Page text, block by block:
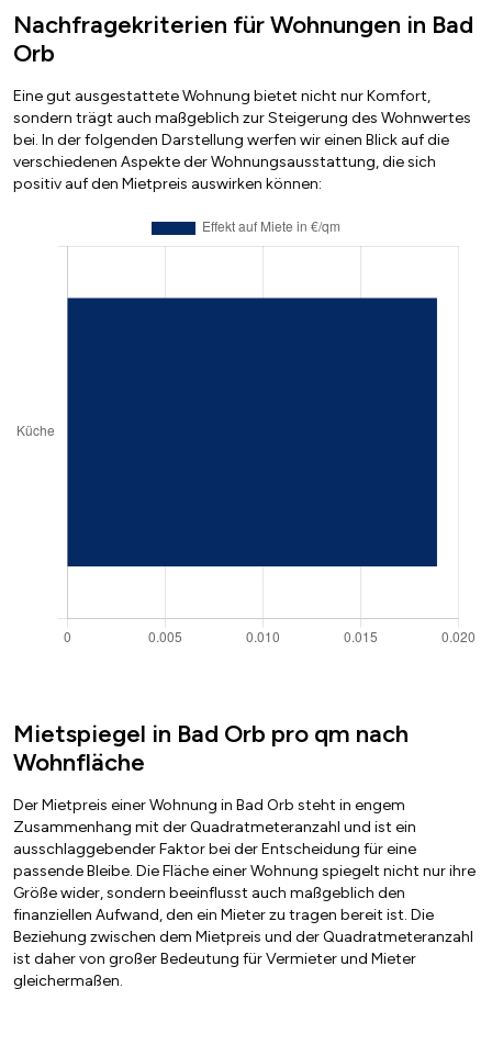
Nachfragekriterien für Wohnungen in Bad
Orb
Eine gut ausgestattete Wohnung bietet nicht nur Komfort,
sondern trägt auch maßgeblich zur Steigerung des Wohnwertes
bei. In der folgenden Darstellung werfen wir einen Blick auf die
verschiedenen Aspekte der Wohnungsausstattung, die sich
positiv auf den Mietpreis auswirken können:
Mietspiegel in Bad Orb pro qm nach
Wohnfläche
Der Mietpreis einer Wohnung in Bad Orb steht in engem
Zusammenhang mit der Quadratmeteranzahl und ist ein
ausschlaggebender Faktor bei der Entscheidung für eine
passende Bleibe. Die Fläche einer Wohnung spiegelt nicht nur ihre
Größe wider, sondern beeinflusst auch maßgeblich den
finanziellen Aufwand, den ein Mieter zu tragen bereit ist. Die
Beziehung zwischen dem Mietpreis und der Quadratmeteranzahl
ist daher von großer Bedeutung für Vermieter und Mieter
gleichermaßen.